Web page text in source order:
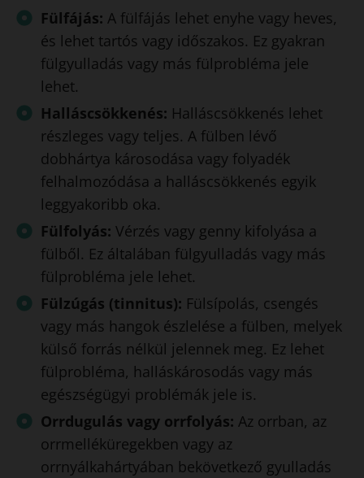
Fülfájás: A fülfájás lehet enyhe vagy heves,
és lehet tartós vagy időszakos. Ez gyakran
fülgyulladás vagy más fülprobléma jele
lehet.
Halláscsökkenés: Halláscsökkenés lehet
részleges vagy teljes. A fülben lévő
dobhártya károsodása vagy folyadék
felhalmozódása a halláscsökkenés egyik
leggyakoribb oka.
Fülfolyás: Vérzés vagy genny kifolyása a
fülből. Ez általában fülgyulladás vagy más
fülprobléma jele lehet.
Fülzúgás (tinnitus): Fülsípolás, csengés
vagy más hangok észlelése a fülben, melyek
külső forrás nélkül jelennek meg. Ez lehet
fülprobléma, halláskárosodás vagy más
egészségügyi problémák jele is.
Orrdugulás vagy orrfolyás: Az orrban, az
orrmelléküregekben vagy az
orrnyálkahártyában bekövetkező gyulladás